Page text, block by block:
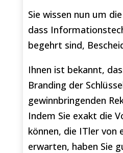
Sie wissen nun um
dass
begehrt sind,
Ihnen ist bekannt,
Branding der
gewinnbringenden
Indem Sie exakt die
können, die ITler von
erwarten, haben Sie